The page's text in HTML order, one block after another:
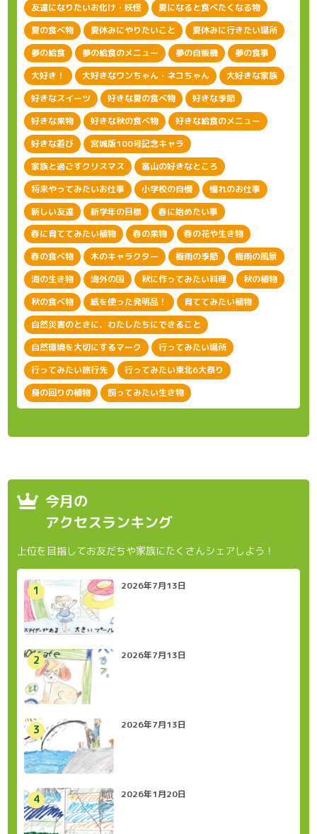
友達になりたいお化け・妖怪
夏になると食べたくなる物
夏の食べ物
夏休みにやりたいこと
夏休みに行きたい場所
夢の給食
夢の給食のメニュー 夢の自販機
夢の食事
大好き！
大好きなワンちゃん・ネコちゃん
大好きな家族
好きなスイーツ
好きな夏の食べ物
好きな季節
好きな果物
好きな秋の食べ物
好きな給食のメニュー
好きな遊び
宮城版100号記念キャラ
家族と過ごすクリスマス
富山の好きなところ
将来やってみたいお仕事
小学校の自慢
憧れのお仕事
新しい友達
新学年の目標
春に始めたい事
春に育ててみたい植物
春の果物
春の花や生き物
春の食べ物
木のキャラクター 梅雨の季節
梅雨の風景
海の生き物
海外の国 秋に作ってみたい料理
秋の植物
秋の食べ物
紙を使った発明品！
育ててみたい植物
自然災害のときに、わたしたちにできること
自然環境を大切にするマーク
行ってみたい場所
行ってみたい旅行先
行ってみたい東北6大祭り
身の回りの植物
飼ってみたい生き物
今月の
アクセスランキング
上位を目指してお友だちや家族にたくさんシェアしよう！
2026年7月13日
2026年7月13日
2026年7月13日
2026年1月20日